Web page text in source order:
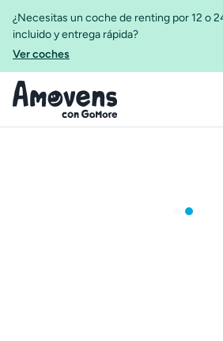
¿Necesitas un coche de renting por 12 o
incluido y entrega rápida?
Ver coches